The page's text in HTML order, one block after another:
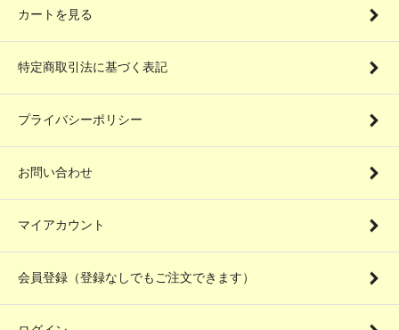
カートを見る
特定商取引法に基づく表記
プライバシーポリシー
お問い合わせ
マイアカウント
会員登録（登録なしでもご注文できます）